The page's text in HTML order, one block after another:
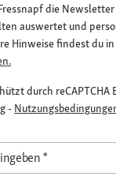
die
auswertet und
Hinweise findest du in
durch reCAPTCHA
-
*